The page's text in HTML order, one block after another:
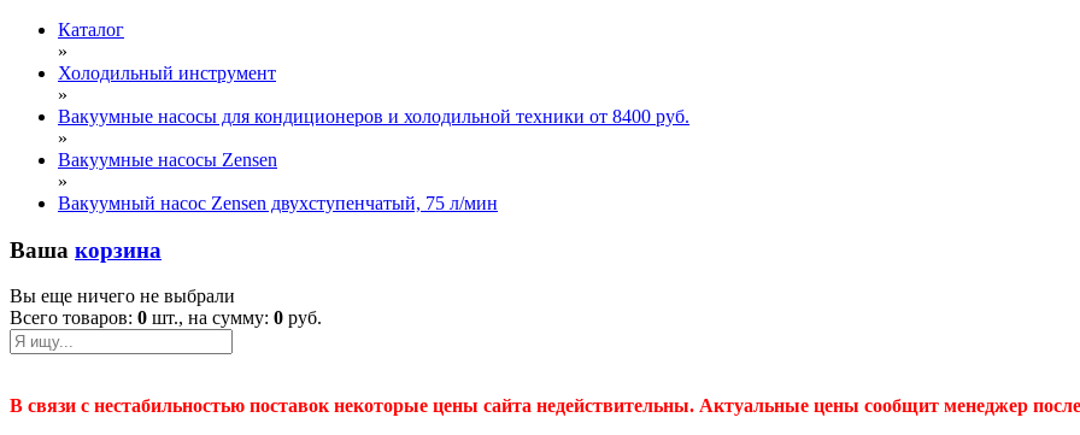
Каталог
»
Холодильный инструмент
»
Вакуумные насосы для кондиционеров и холодильной техники от 8400 руб.
»
Вакуумные насосы Zensen
»
Вакуумный насос Zensen двухступенчатый, 75 л/мин
Ваша корзина
Вы еще ничего не выбрали
Всего товаров: 0 шт., на сумму: 0 руб.
В связи с нестабильностью поставок некоторые цены сайта недействительны. Актуальные цены сообщит менеджер